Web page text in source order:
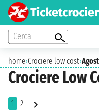
Cerca
home›Crociere low cost›
Crociere Low
1 2